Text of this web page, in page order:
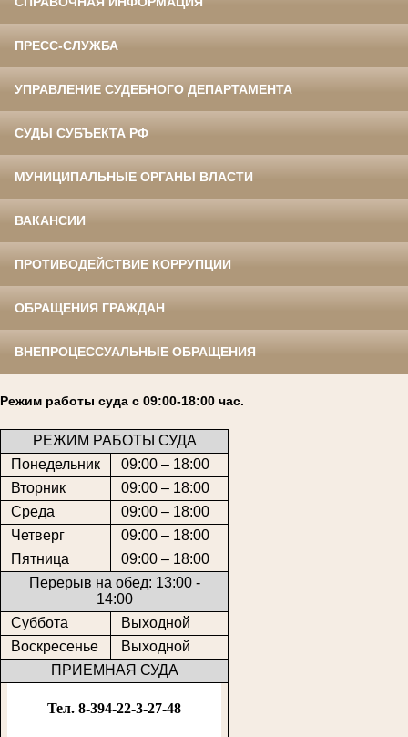
ПРЕСС-СЛУЖБА
УПРАВЛЕНИЕ СУДЕБНОГО ДЕПАРТАМЕНТА
СУДЫ СУБЪЕКТА РФ
МУНИЦИПАЛЬНЫЕ ОРГАНЫ ВЛАСТИ
ВАКАНСИИ
ПРОТИВОДЕЙСТВИЕ КОРРУПЦИИ
ОБРАЩЕНИЯ ГРАЖДАН
ВНЕПРОЦЕССУАЛЬНЫЕ ОБРАЩЕНИЯ
Режим работы суда с 09:00-18:00 час.
РЕЖИМ РАБОТЫ СУДА
Понедельник
09:00 – 18:00
Вторник
09:00 – 18:00
Среда
09:00 – 18:00
Четверг
09:00 – 18:00
Пятница
09:00 – 18:00
Перерыв на обед: 13:00 -
14:00
Суббота
Выходной
Воскресенье
Выходной
ПРИЕМНАЯ СУДА
Тел. 8-394-22-3-27-48